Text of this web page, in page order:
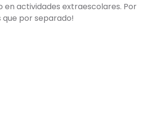
actividades extraescolares. Por
que por separado!